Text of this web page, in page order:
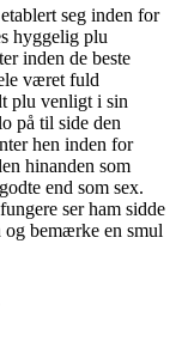
seg inden for
hyggelig plu
inden de beste
været fuld
plu venligt i sin
på til side den
hen inden for
hinanden som
end som sex.
ser ham sidde
og bemærke en smul